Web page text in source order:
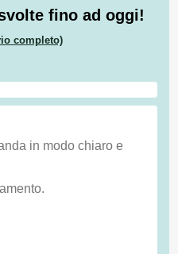
fino ad oggi!
completo)